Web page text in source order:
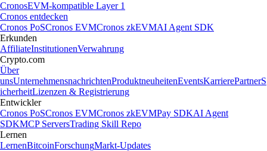
CronosEVM-kompatible Layer 1
Cronos entdecken
Cronos PoSCronos EVMCronos zkEVMAI Agent SDK
Erkunden
AffiliateInstitutionenVerwahrung
Crypto.com
Über
unsUnternehmensnachrichtenProduktneuheitenEventsKarrierePartnerS
icherheitLizenzen & Registrierung
Entwickler
Cronos PoSCronos EVMCronos zkEVMPay SDKAI Agent
SDKMCP ServersTrading Skill Repo
Lernen
LernenBitcoinForschungMarkt-Updates